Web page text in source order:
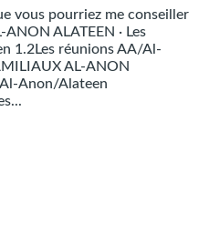
vous pourriez me conseiller
ALATEEN · Les
1.2Les réunions AA/Al-
AL-ANON
Al-Anon/Alateen